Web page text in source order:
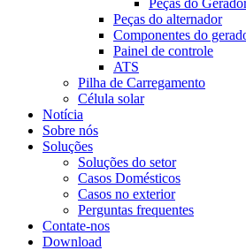
Peças do
Peças do alternador
Componentes do
Painel de controle
ATS
Pilha de Carregamento
Célula solar
Notícia
Sobre nós
Soluções
Soluções do setor
Casos Domésticos
Casos no exterior
Perguntas frequentes
Contate-nos
Download